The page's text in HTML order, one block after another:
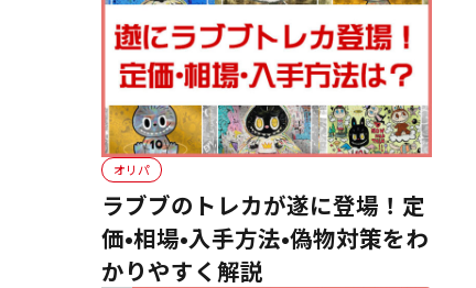
オリパ
ラブブのトレカが遂に登場！定
価•相場•入手方法•偽物対策をわ
かりやすく解説